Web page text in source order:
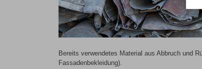
Bereits verwendetes Material aus Abbruch und
Fassadenbekleidung).